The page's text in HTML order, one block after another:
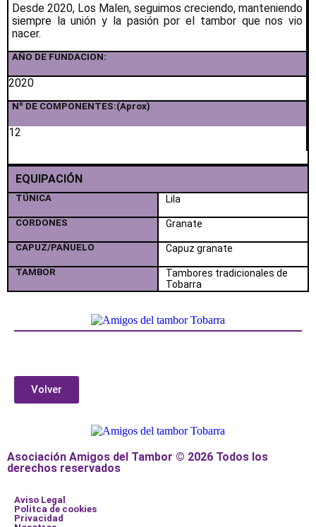
Desde 2020, Los Malen, seguimos creciendo, manteniendo
siempre la unión y la pasión por el tambor que nos vio
nacer.
AÑO DE FUNDACION:
2020
Nº DE COMPONENTES:(Aprox)
12
EQUIPACIÓN
TÚNICA Lila
CORDONES Granate
CAPUZ/PAÑUELO Capuz granate
TAMBOR
Tambores tradicionales de
Tobarra
Volver
Asociación Amigos del Tambor © 2026 Todos los
derechos reservados
Aviso Legal
Politca de cookies
Privacidad